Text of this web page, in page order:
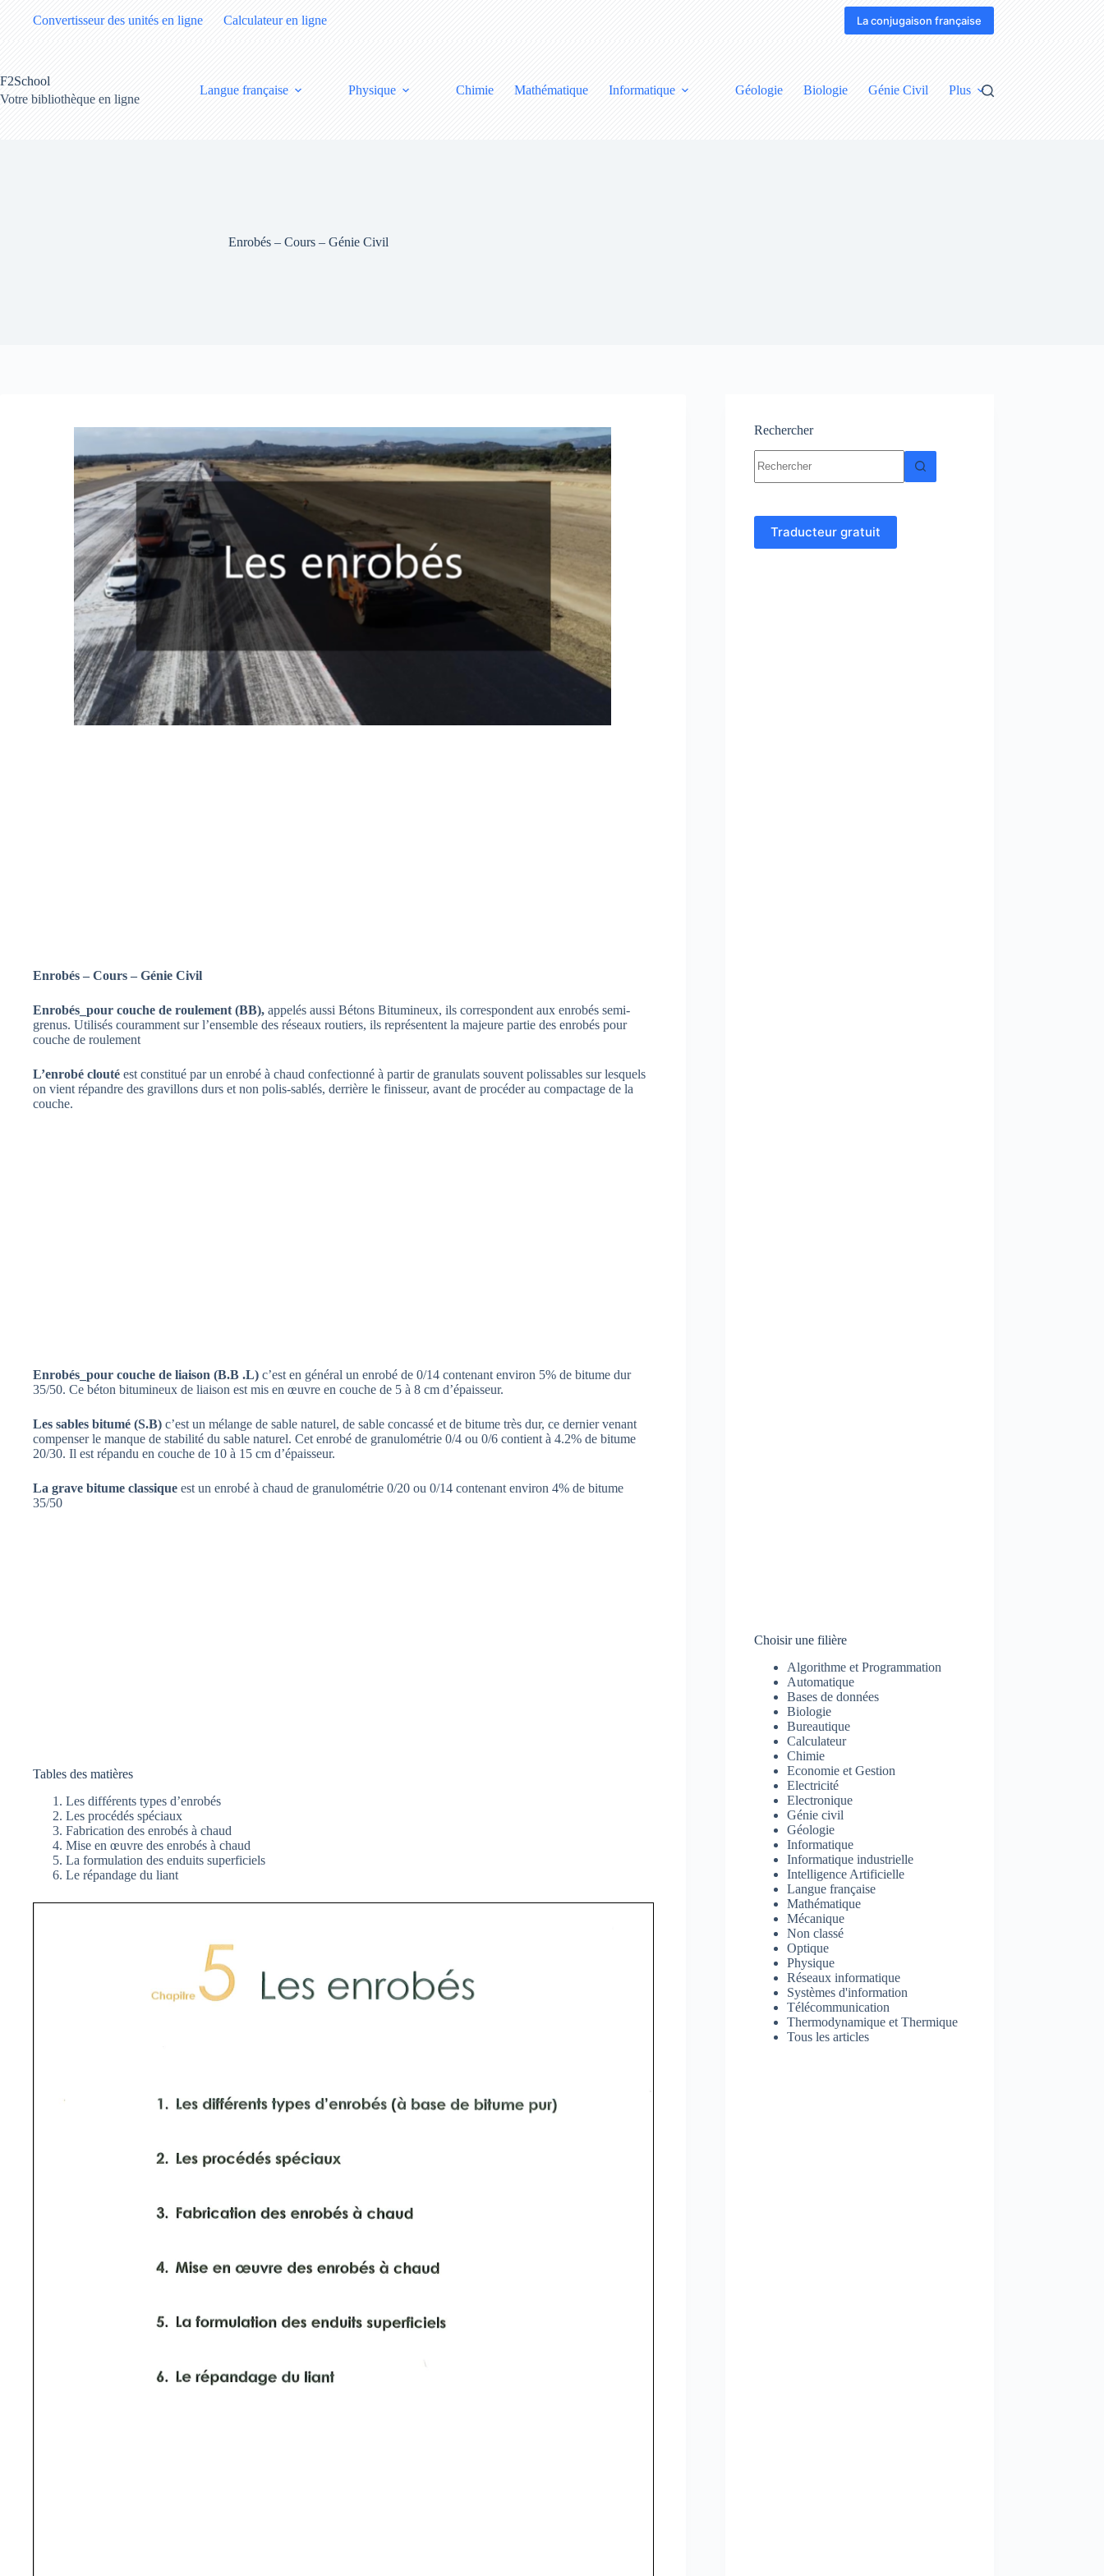
Convertisseur des unités en ligne Calculateur en ligne La conjugaison française
F2School
Votre bibliothèque en ligne
Langue française Physique Chimie Mathématique Informatique Géologie Biologie Génie Civil Plus
Enrobés – Cours – Génie Civil
Enrobés – Cours – Génie Civil
Enrobés_pour couche de roulement (BB), appelés aussi Bétons Bitumineux, ils correspondent aux enrobés semi-
grenus. Utilisés couramment sur l’ensemble des réseaux routiers, ils représentent la majeure partie des enrobés pour
couche de roulement
L’enrobé clouté est constitué par un enrobé à chaud confectionné à partir de granulats souvent polissables sur lesquels
on vient répandre des gravillons durs et non polis-sablés, derrière le finisseur, avant de procéder au compactage de la
couche.
Enrobés_pour couche de liaison (B.B .L) c’est en général un enrobé de 0/14 contenant environ 5% de bitume dur
35/50. Ce béton bitumineux de liaison est mis en œuvre en couche de 5 à 8 cm d’épaisseur.
Les sables bitumé (S.B) c’est un mélange de sable naturel, de sable concassé et de bitume très dur, ce dernier venant
compenser le manque de stabilité du sable naturel. Cet enrobé de granulométrie 0/4 ou 0/6 contient à 4.2% de bitume
20/30. Il est répandu en couche de 10 à 15 cm d’épaisseur.
La grave bitume classique est un enrobé à chaud de granulométrie 0/20 ou 0/14 contenant environ 4% de bitume
35/50
Tables des matières
Les différents types d’enrobés
Les procédés spéciaux
Fabrication des enrobés à chaud
Mise en œuvre des enrobés à chaud
La formulation des enduits superficiels
Le répandage du liant
Rechercher
résultat
Traducteur gratuit
Choisir une filière
Algorithme et Programmation
Automatique
Bases de données
Biologie
Bureautique
Calculateur
Chimie
Economie et Gestion
Electricité
Electronique
Génie civil
Géologie
Informatique
Informatique industrielle
Intelligence Artificielle
Langue française
Mathématique
Mécanique
Non classé
Optique
Physique
Réseaux informatique
Systèmes d'information
Télécommunication
Thermodynamique et Thermique
Tous les articles